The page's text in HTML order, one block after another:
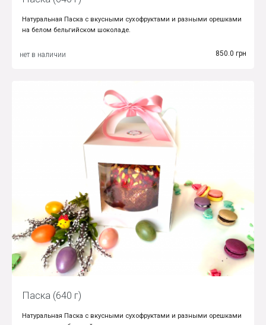
Натуральная Паска с вкусными сухофруктами и разными орешками
на белом бельгийском шоколаде.
нет в наличии 850.0 грн
Паска (640 г)
Натуральная Паска с вкусными сухофруктами и разными орешками